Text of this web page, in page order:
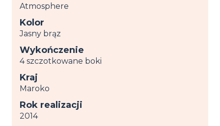
Atmosphere
Kolor
Jasny brąz
Wykończenie
4 szczotkowane boki
Kraj
Maroko
Rok realizacji
2014